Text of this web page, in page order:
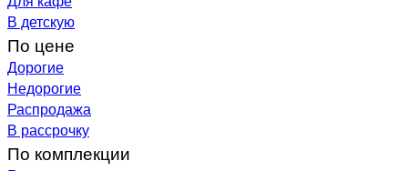
В детскую
По цене
Дорогие
Недорогие
Распродажа
В рассрочку
По комплекции